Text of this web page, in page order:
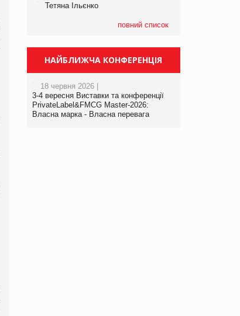
Тетяна Ільєнко
повний список
НАЙБЛИЖЧА КОНФЕРЕНЦІЯ
18 червня 2026 |
3-4 вересня Виставки та конференції
PrivateLabel&FMCG Master-2026:
Власна марка - Власна перевага